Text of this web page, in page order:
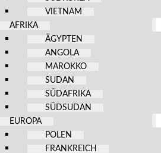
VIETNAM
AFRIKA
ÄGYPTEN
ANGOLA
MAROKKO
SUDAN
SÜDAFRIKA
SÜDSUDAN
EUROPA
POLEN
FRANKREICH